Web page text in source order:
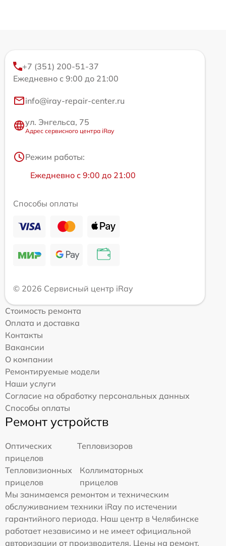
+7 (351) 200-51-37
Ежедневно с 9:00 до 21:00
info@iray-repair-center.ru
ул. Энгельса, 75
Адрес сервисного центра iRay
Режим работы:
Ежедневно с 9:00 до 21:00
Способы оплаты
© 2026 Сервисный центр iRay
Стоимость ремонта
Оплата и доставка
Контакты
Вакансии
О компании
Ремонтируемые модели
Наши услуги
Согласие на обработку персональных данных
Способы оплаты
Ремонт устройств
Оптических
прицелов
Тепловизоров
Тепловизионных
прицелов
Коллиматорных
прицелов
Мы занимаемся ремонтом и техническим
обслуживанием техники iRay по истечении
гарантийного периода. Наш центр в Челябинске
работает независимо и не имеет официальной
авторизации от производителя. Цены на ремонт,